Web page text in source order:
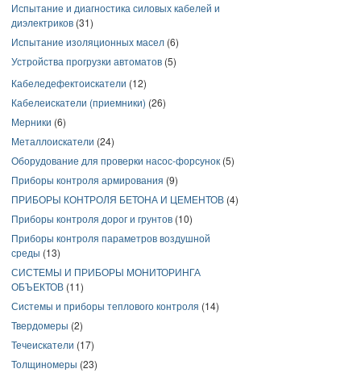
Испытание и диагностика силовых кабелей и
диэлектриков (31)
Испытание изоляционных масел (6)
Устройства прогрузки автоматов (5)
Кабеледефектоискатели (12)
Кабелеискатели (приемники) (26)
Мерники (6)
Металлоискатели (24)
Оборудование для проверки насос-форсунок (5)
Приборы контроля армирования (9)
ПРИБОРЫ КОНТРОЛЯ БЕТОНА И ЦЕМЕНТОВ (4)
Приборы контроля дорог и грунтов (10)
Приборы контроля параметров воздушной
среды (13)
СИСТЕМЫ И ПРИБОРЫ МОНИТОРИНГА
ОБЪЕКТОВ (11)
Системы и приборы теплового контроля (14)
Твердомеры (2)
Течеискатели (17)
Толщиномеры (23)